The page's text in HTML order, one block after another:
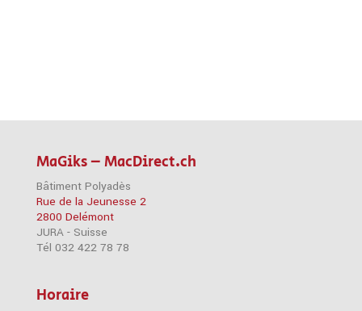
MaGiks – MacDirect.ch
Bâtiment Polyadès
Rue de la Jeunesse 2
2800 Delémont
JURA - Suisse
Tél 032 422 78 78
Horaire